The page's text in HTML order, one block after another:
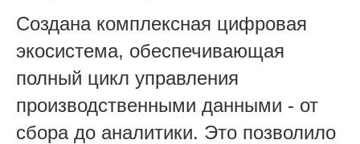
Создана комплексная цифровая
экосистема, обеспечивающая
полный цикл управления
производственными данными - от
сбора до аналитики. Это позволило